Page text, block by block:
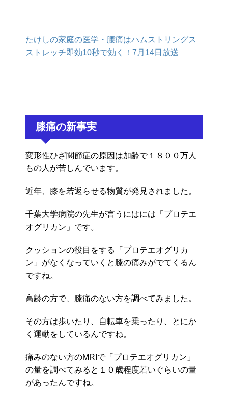
たけしの家庭の医学・腰痛はハムストリングス
ストレッチ即効10秒で効く！7月14日放送
膝痛の新事実
変形性ひざ関節症の原因は加齢で１８００万人
もの人が苦しんでいます。
近年、膝を若返らせる物質が発見されました。
千葉大学病院の先生が言うにはには「プロテエ
オグリカン」です。
クッションの役目をする「プロテエオグリカ
ン」がなくなっていくと膝の痛みがでてくるん
ですね。
高齢の方で、膝痛のない方を調べてみました。
その方は歩いたり、自転車を乗ったり、とにか
く運動をしているんですね。
痛みのない方のMRIで「プロテエオグリカン」
の量を調べてみると１０歳程度若いぐらいの量
があったんですね。